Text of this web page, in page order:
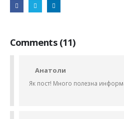
Comments (11)
Анатоли
Як пост! Много полезна